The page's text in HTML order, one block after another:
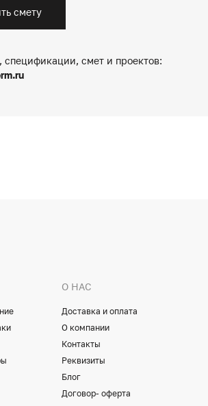
смету
спецификации, смет и проектов:
О НАС
Доставка и оплата
О компании
Контакты
Реквизиты
Блог
Договор- оферта